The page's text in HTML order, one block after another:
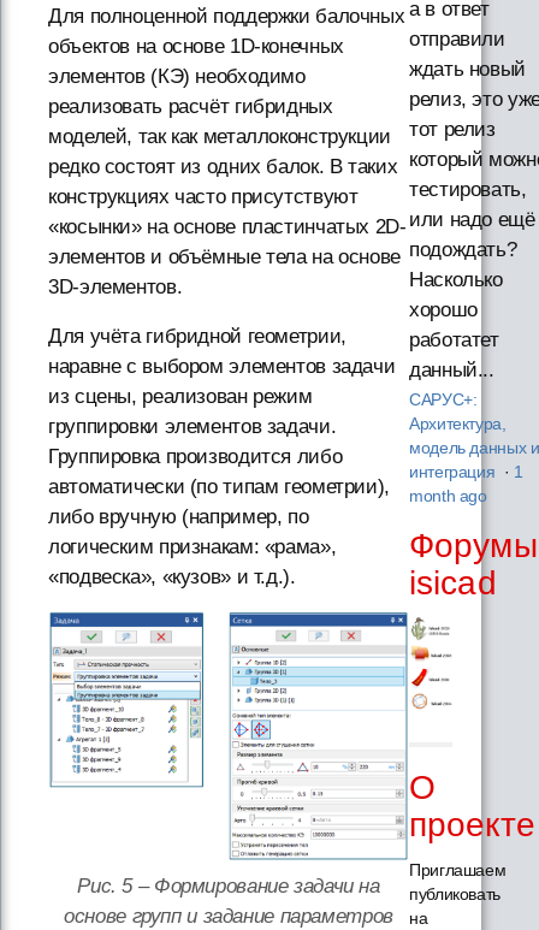
Для полноценной поддержки балочных
объектов на основе 1D-конечных
элементов (КЭ) необходимо
реализовать расчёт гибридных
моделей, так как металлоконструкции
редко состоят из одних балок. В таких
конструкциях часто присутствуют
«косынки» на основе пластинчатых 2D-
элементов и объёмные тела на основе
3D-элементов.
Для учёта гибридной геометрии,
наравне с выбором элементов задачи
из сцены, реализован режим
группировки элементов задачи.
Группировка производится либо
автоматически (по типам геометрии),
либо вручную (например, по
логическим признакам: «рама»,
«подвеска», «кузов» и т.д.).
Рис. 5 – Формирование задачи на
основе групп и задание параметров
а в ответ
отправили
ждать новый
релиз, это
тот релиз
который
тестировать,
или надо ещё
подождать?
Насколько
хорошо
работатет
данный...
САРУС+:
Архитектура,
модель данных и
интеграция · 1
month ago
Форумы
isicad
О
проекте
Приглашаем
публиковать
на